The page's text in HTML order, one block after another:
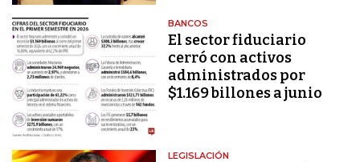
BANCOS
El sector fiduciario
cerró con activos
administrados por
$1.169 billones a junio
LEGISLACIÓN